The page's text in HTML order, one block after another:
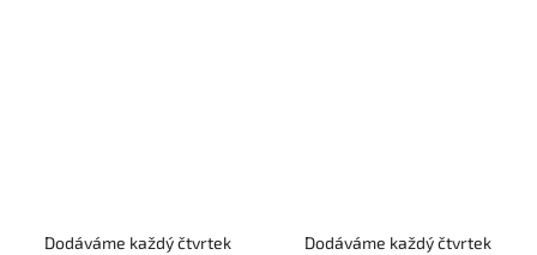
Dodáváme každý čtvrtek Dodáváme každý čtvrtek